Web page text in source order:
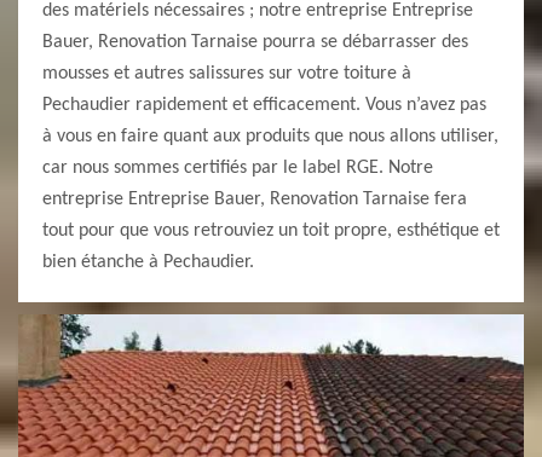
des matériels nécessaires ; notre entreprise Entreprise
Bauer, Renovation Tarnaise pourra se débarrasser des
mousses et autres salissures sur votre toiture à
Pechaudier rapidement et efficacement. Vous n’avez pas
à vous en faire quant aux produits que nous allons utiliser,
car nous sommes certifiés par le label RGE. Notre
entreprise Entreprise Bauer, Renovation Tarnaise fera
tout pour que vous retrouviez un toit propre, esthétique et
bien étanche à Pechaudier.